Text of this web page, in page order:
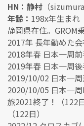
HN：静村 （sizumura
年齢： 198x年生まれ
静岡県在住。GROM
2017年 長年勤めた会
2018年春 日本一周前
2019年春 日本一周後
2019/10/02 日本一周
2020/10/05 日本一
旅2021終了！（122
（122日）